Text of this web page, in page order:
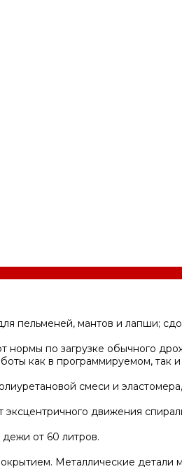
пельменей, мантов и лапши;
по загрузке обычного
как в программируемом,
смеси и
эксцентричного движения
от 60 литров.
Металлические